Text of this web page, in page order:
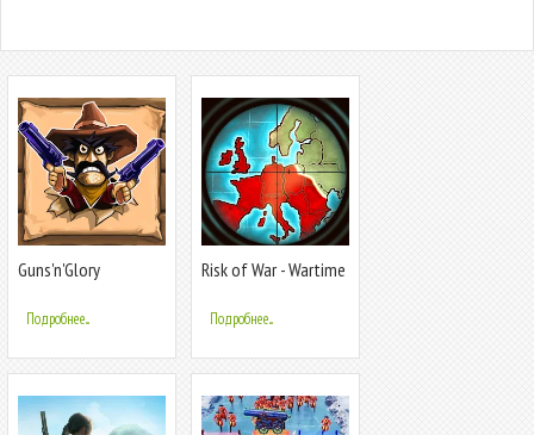
Guns'n'Glory
Подробнее...
Risk of War - Wartime
Подробнее...